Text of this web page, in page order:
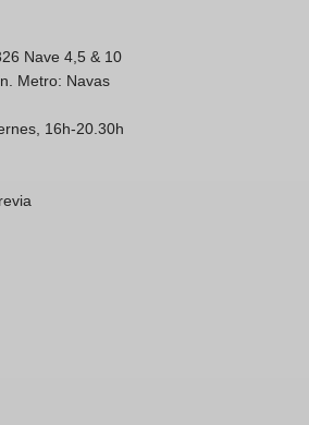
Nave 4,5 & 10
Metro: Navas
16h-20.30h